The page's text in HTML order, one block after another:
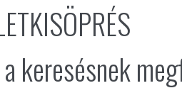
keresésnek